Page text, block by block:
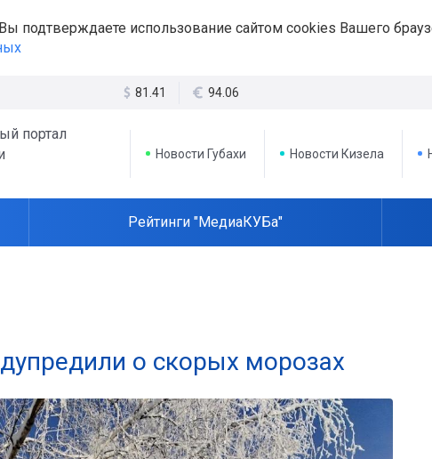
подтверждаете использование сайтом cookies Вашего
81.41 94.06
портал
Новости Губахи Новости Кизела
Рейтинги "МедиаКУБа"
о скорых морозах